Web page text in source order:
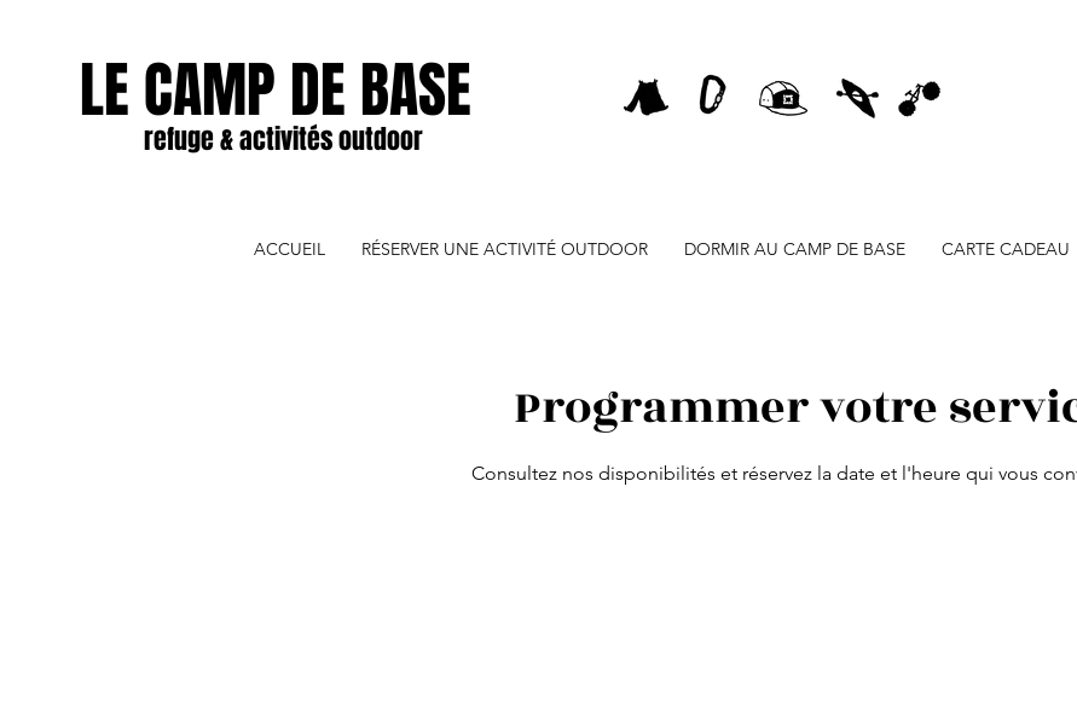
LE CAMP DE BASE
refuge & activités outdoor
ACCUEIL RÉSERVER UNE ACTIVITÉ OUTDOOR DORMIR AU CAMP DE BASE CARTE CADEAU
Programmer votre
Consultez nos disponibilités et réservez la date et l'heure qui vous